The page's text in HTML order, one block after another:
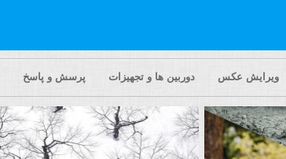
ویرایش عکس دوربین ها و تجهیزات پرسش و پاسخ